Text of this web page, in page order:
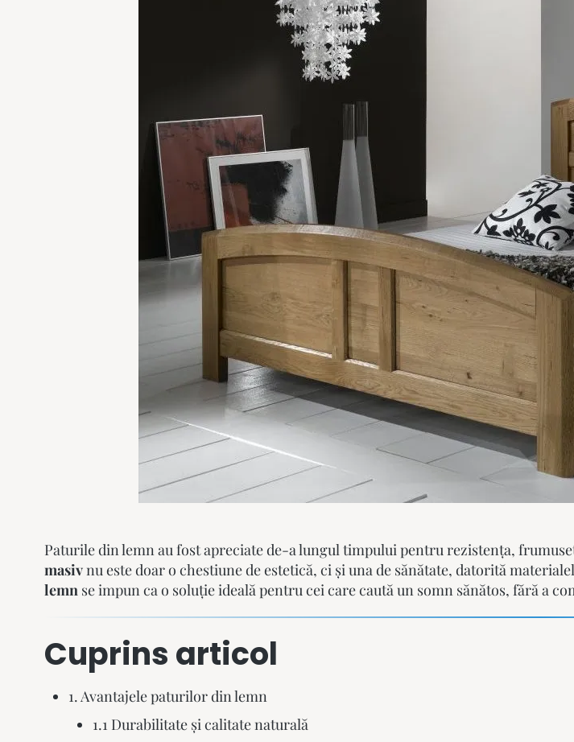
Paturile din lemn au fost apreciate de-a lungul timpului pentru rezistența,
masivnu este doar o chestiune de estetică, ci și una de sănătate, datorită
lemnse impun ca o soluție ideală pentru cei care caută un somn sănătos, fără a
Cuprins articol
1. Avantajele paturilor din lemn
1.1 Durabilitate și calitate naturală